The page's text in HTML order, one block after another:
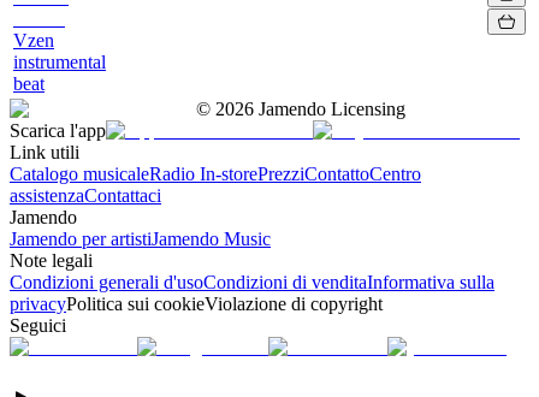
Vzen
instrumental
beat
© 2026 Jamendo Licensing
Scarica l'app
Link utili
Catalogo musicaleRadio In-storePrezziContattoCentro
assistenzaContattaci
Jamendo
Jamendo per artistiJamendo Music
Note legali
Condizioni generali d'usoCondizioni di venditaInformativa sulla
privacyPolitica sui cookieViolazione di copyright
Seguici